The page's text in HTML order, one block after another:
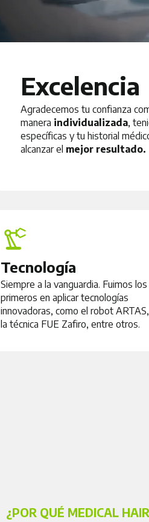
Excelencia
Agradecemos tu confianza
manera individualizada,
específicas y tu historial
alcanzar el mejor resultado.
Tecnología
Siempre a la vanguardia. Fuimos los
primeros en aplicar tecnologías
innovadoras, como el robot ARTAS,
la técnica FUE Zafiro, entre otros.
¿POR QUÉ MEDICAL